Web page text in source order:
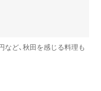
ど、秋田を感じる料理も